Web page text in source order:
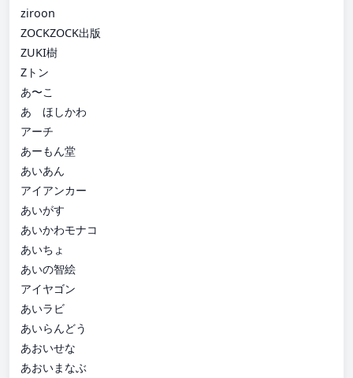
ziroon
ZOCKZOCK出版
ZUKI樹
Zトン
あ〜こ
あゝほしかわ
アーチ
あーもん堂
あいあん
アイアンカー
あいがす
あいかわモナコ
あいちょ
あいの智絵
アイヤゴン
あいラビ
あいらんどう
あおいせな
あおいまなぶ